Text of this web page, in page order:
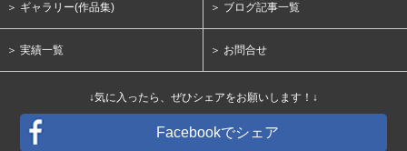
＞ ギャラリー(作品集) ＞ ブログ記事一覧
＞ 実績一覧 ＞ お問合せ
↓気に入ったら、ぜひシェアをお願いします！↓
Facebookでシェア